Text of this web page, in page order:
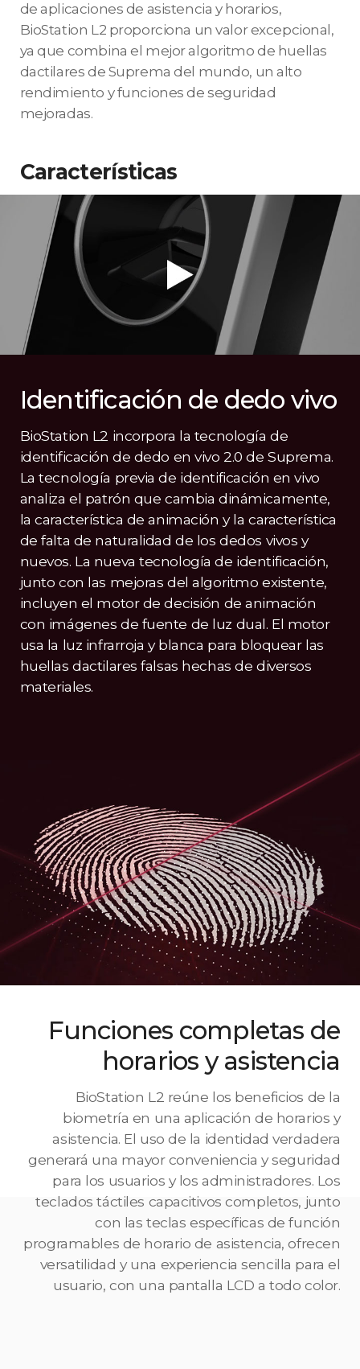
de aplicaciones de asistencia y horarios,
BioStation L2 proporciona un valor excepcional,
ya que combina el mejor algoritmo de huellas
dactilares de Suprema del mundo, un alto
rendimiento y funciones de seguridad
mejoradas.
Características
Identificación de dedo vivo
BioStation L2 incorpora la tecnología de
identificación de dedo en vivo 2.0 de Suprema.
La tecnología previa de identificación en vivo
analiza el patrón que cambia dinámicamente,
la característica de animación y la característica
de falta de naturalidad de los dedos vivos y
nuevos. La nueva tecnología de identificación,
junto con las mejoras del algoritmo existente,
incluyen el motor de decisión de animación
con imágenes de fuente de luz dual. El motor
usa la luz infrarroja y blanca para bloquear las
huellas dactilares falsas hechas de diversos
materiales.
Funciones completas de
horarios y asistencia
BioStation L2 reúne los beneficios de la
biometría en una aplicación de horarios y
asistencia. El uso de la identidad verdadera
generará una mayor conveniencia y seguridad
para los usuarios y los administradores. Los
teclados táctiles capacitivos completos, junto
con las teclas específicas de función
programables de horario de asistencia, ofrecen
versatilidad y una experiencia sencilla para el
usuario, con una pantalla LCD a todo color.